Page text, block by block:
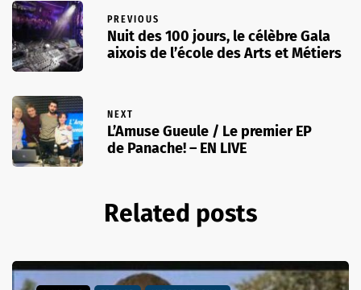
PREVIOUS
Nuit des 100 jours, le célèbre Gala
aixois de l’école des Arts et Métiers
NEXT
L’Amuse Gueule / Le premier EP
de Panache! – EN LIVE
Related posts